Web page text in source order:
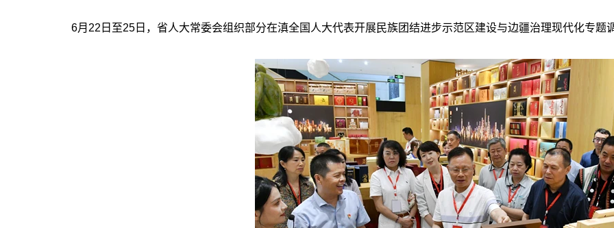
6月22日至25日，省人大常委会组织部分在滇全国人大代表开展民族团结进步示范区建设与边疆治理现代化专题